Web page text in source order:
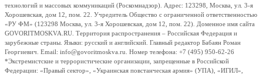
технологий и массовых коммуникаций (Роскомнадзор). Адрес: 123298, Москва, ул. 3-я
Хорошевская, дом 12, пом. 22. Учредитель Общество с ограниченной ответственностью
«РУ ФМ» (123298 Москва, ул. 3-я Хорошевская, дом 12, пом. 22). Доменное имя сайта
GOVORITMOSKVA.RU. Территория распространения – Российская Федерация и
зарубежные страны. Языки: русский и английский. Главный редактор Бабаян Роман
Георгиевич. Email: info@govoritmoskva.ru. Номер телефона: +7 (495) 950-62-26
*Экстремистские и террористические организации, запрещенные в Российской
Федерации: «Правый сектор», «Украинская повстанческая армия» (УПА), «ИГИЛ»,